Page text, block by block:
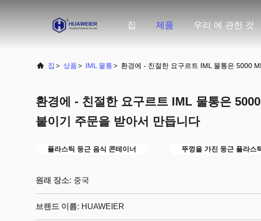
집 제품 우리 에 관한 것
집 > 상품> IML 물통> 환경에 - 친절한 요구르트 IML 물통은 5000
환경에 - 친절한 요구르트 IML 물통은
붙이기 주문을 받아서 만듭니다
플라스틱 둥근 음식 콘테이너 뚜껑을 가진 둥근 플라스
원래 장소: 중국
브랜드 이름: HUAWEIER